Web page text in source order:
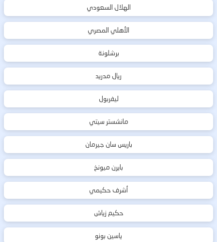
الهلال السعودي
الأهلي المصري
برشلونة
ريال مدريد
ليفربول
مانشستر سيتي
باريس سان جيرمان
بايرن ميونخ
أشرف حكيمي
حكيم زياش
ياسين بونو